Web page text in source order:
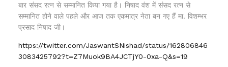
बार संसद रत्न से सम्मानित किया गया है। निषाद वंश में संसद रत्न से
सम्मानित होने वाले पहले और आज तक एकमात्र नेता बन गए हैं मा. विशम्भर
प्रसाद निषाद जी।
https://twitter.com/JaswantSNishad/status/162806846
3083425792?t=Z7Muok9BA4JCTjY0-0xa-Q&s=19